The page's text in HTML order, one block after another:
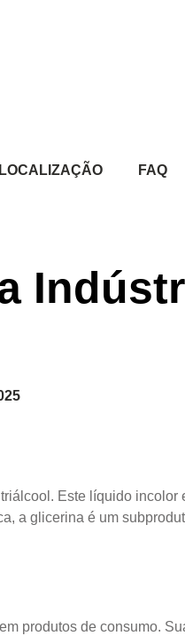
LOCALIZAÇÃO FAQ
Este líquido
a glicerina é um
produtos de consumo.